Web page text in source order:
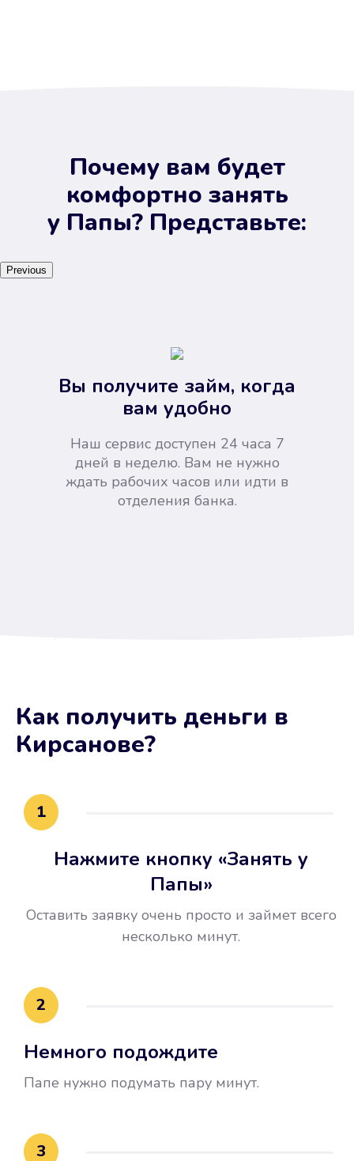
Почему вам будет
комфортно занять
у Папы? Представьте:
Previous
Вы получите займ, когда
вам удобно
Наш сервис доступен 24 часа 7
дней в неделю. Вам не нужно
ждать рабочих часов или идти в
отделения банка.
Не потребовались справки, залоги
и поручители. Папа вам доверяет.
воспользовались бесплатной
это открыло новые возможности в
Как получить деньги в
Кирсанове?
1
Нажмите кнопку «Занять у
Папы»
Оставить заявку очень просто и займет всего
несколько минут.
2
Немного подождите
Папе нужно подумать пару минут.
3